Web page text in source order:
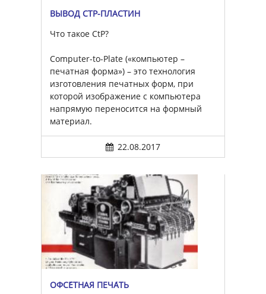
ВЫВОД CTP-ПЛАСТИН
Что такое CtP?
Computer-to-Plate («компьютер –
печатная форма») – это технология
изготовления печатных форм, при
которой изображение с компьютера
напрямую переносится на формный
материал.
22.08.2017
ОФСЕ́ТНАЯ ПЕЧА́ТЬ